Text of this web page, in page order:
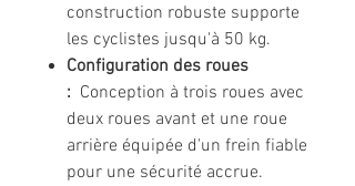
construction robuste supporte
les cyclistes jusqu'à 50 kg.
Configuration des roues
: Conception à trois roues avec
deux roues avant et une roue
arrière équipée d'un frein fiable
pour une sécurité accrue.